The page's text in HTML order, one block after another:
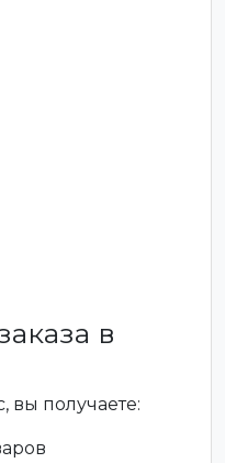
в
вы получаете: